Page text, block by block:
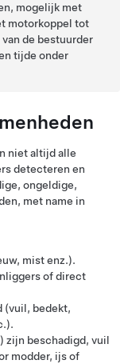
mogelijk met
motorkoppel tot
de bestuurder
tijde onder
niet altijd alle
detecteren en
ongeldige,
met name in
mist enz.).
of direct
(vuil, bedekt,
zijn beschadigd, vuil
modder, ijs of